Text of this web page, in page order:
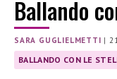
Ballando
SARA GUGLIELMETTI |
BALLANDO CON LE